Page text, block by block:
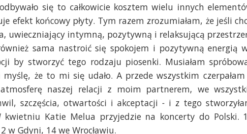
się to całkowicie kosztem wielu innych
efekt końcowy płyty. Tym razem zrozumiałam, że jeśli
uwieczniający intymną, pozytywną i relaksującą
sama nastroić się spokojem i pozytywną energią
by stworzyć tego rodzaju piosenki. Musiałam
że to mi się udało. A przede wszystkim
naszej relacji z moim partnerem, we
szczęścia, otwartości i akceptacji - i z tego
kwietniu Katie Melua przyjedzie na koncerty do Polski.
w Gdyni, 14 we Wrocławiu.